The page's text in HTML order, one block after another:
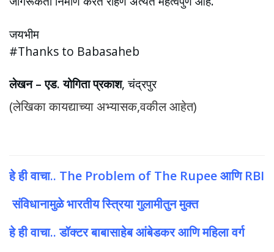
जयभीम
#Thanks to Babasaheb
लेखन – एड. योगिता प्रकाश,‌ चंद्रपुर
(लेखिका कायद्याच्या अभ्यासक,वकील आहेत)
हे ही वाचा.. The Problem of The Rupee आणि RBI
संविधानामुळे भारतीय स्त्रिया गुलामीतुन मुक्त
हे ही वाचा.. डॉक्टर बाबासाहेब आंबेडकर आणि महिला वर्ग